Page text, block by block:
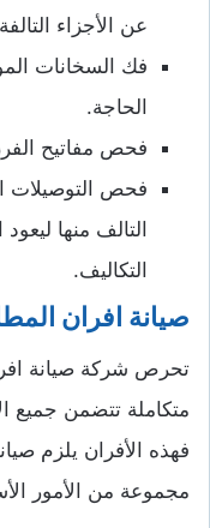
عن الأجزاء
فك السخانات
الحاجة.
فحص مفاتيح
فحص التوصيلات
التالف منها
التكاليف.
صيانة افران
تحرص شركة صيانة
متكاملة تتضمن جميع
فهذه الأفران يلزم
مجموعة من الأمور